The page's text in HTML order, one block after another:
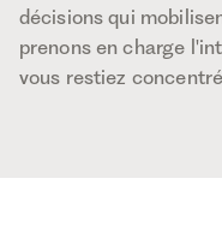
décisions qui
prenons en charge
vous restiez